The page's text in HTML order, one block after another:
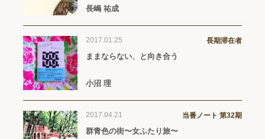
長嶋 祐成
2017.01.25 長期滞在者
ままならない、と向き合う
小沼 理
2017.04.21 当番ノート 第32期
群青色の街〜女ふたり旅〜